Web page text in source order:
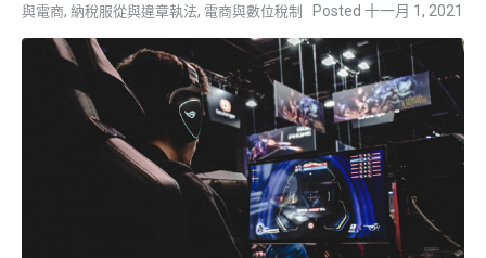
與電商, 納稅服從與違章執法, 電商與數位稅制 十一月 1, 2021